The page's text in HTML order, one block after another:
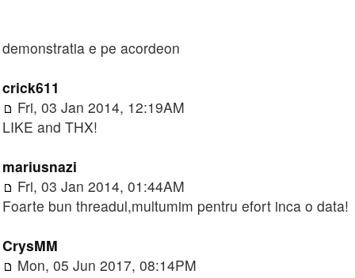
demonstratia e pe acordeon
crick611
Fri, 03 Jan 2014, 12:19AM
LIKE and THX!
mariusnazi
Fri, 03 Jan 2014, 01:44AM
Foarte bun threadul,multumim pentru efort inca o data!
CrysMM
Mon, 05 Jun 2017, 08:14PM